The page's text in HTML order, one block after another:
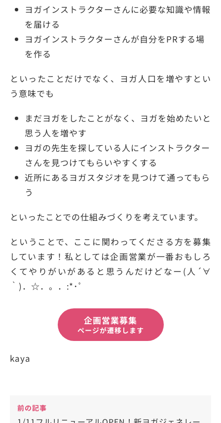
ヨガインストラクターさんに必要な知識や情報
を届ける
ヨガインストラクターさんが自分をPRする場
を作る
といったことだけでなく、ヨガ人口を増やすとい
う意味でも
まだヨガをしたことがなく、ヨガを始めたいと
思う人を増やす
ヨガの先生を探している人にインストラクター
さんを見つけてもらいやすくする
近所にあるヨガスタジオを見つけて通ってもら
う
といったことでの仕組みづくりを考えています。
ということで、ここに関わってくださる方を募集
しています！私としては企画営業が一番おもしろ
くてやりがいがあると思うんだけどなー(人´∀
｀)．☆．。．:*･ﾟ
企画営業募集
ページが遷移します
kaya
前の記事